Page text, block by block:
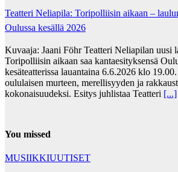
Teatteri Neliapila: Toripolliisin aikaan –
Oulussa kesällä 2026
Kuvaaja: Jaani Föhr Teatteri Neliapilan uusi
Toripolliisin aikaan saa kantaesityksensä
kesäteatterissa lauantaina 6.6.2026 klo
oululaisen murteen, merellisyyden ja
kokonaisuudeksi. Esitys juhlistaa Teatteri [...]
You missed
MUSIIKKIUUTISET